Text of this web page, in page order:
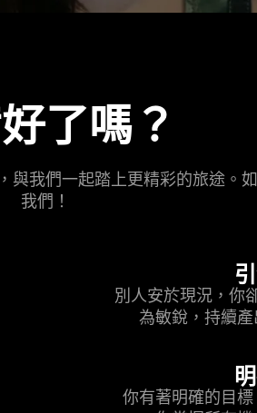
了嗎？
我們一起踏上更精彩的旅途。
我們 ！
別人安於現況，你
為敏銳，持續產
你有著明確的目